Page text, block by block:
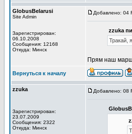
GlobusBelarusi
Site Admin
Зарегистрирован:
06.10.2008
Сообщения: 12168
Откуда: Минск
Добавлено: 04
zzuka
Тракай,
Прям наш
Вернуться к началу
zzuka
Зарегистрирован:
23.07.2009
Сообщения: 2322
Откуда: Минск
Добавлено: 08